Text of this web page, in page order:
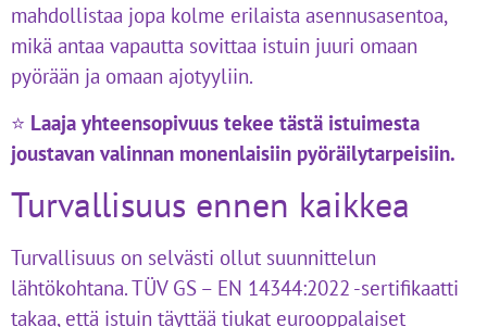
mahdollistaa jopa kolme erilaista asennusasentoa,
mikä antaa vapautta sovittaa istuin juuri omaan
pyörään ja omaan ajotyyliin.
⭐ Laaja yhteensopivuus tekee tästä istuimesta
joustavan valinnan monenlaisiin pyöräilytarpeisiin.
Turvallisuus ennen kaikkea
Turvallisuus on selvästi ollut suunnittelun
lähtökohtana. TÜV GS – EN 14344:2022 -sertifikaatti
takaa, että istuin täyttää tiukat eurooppalaiset